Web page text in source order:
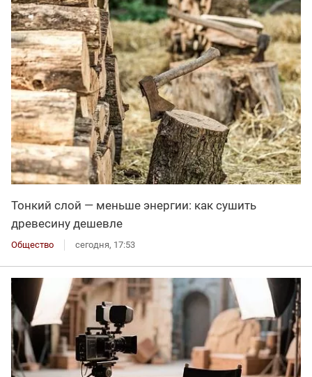
Тонкий слой — меньше энергии: как сушить
древесину дешевле
Общество сегодня, 17:53